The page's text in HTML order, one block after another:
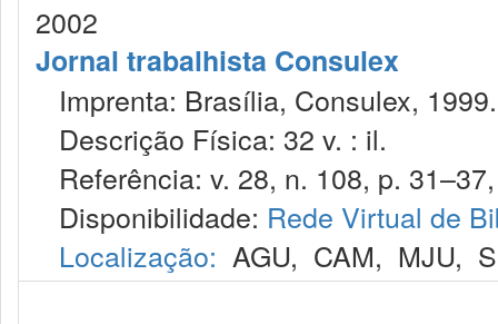
2002
Jornal trabalhista Consulex
Imprenta: Brasília, Consulex, 1999.
Descrição Física: 32 v. : il.
Referência: v. 28, n. 108, p.
Disponibilidade: Rede Virtual de
Localização: AGU, CAM, MJU,